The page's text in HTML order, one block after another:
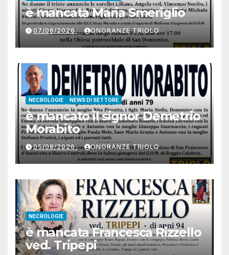
è mancata Maria Smeriglio
07/08/2026 ONORANZE TRIOLO
NECROLOGIE NEWS DI SETTORE
è mancato il signor Demetrio
Morabito
05/08/2026 ONORANZE TRIOLO
NECROLOGIE
è mancata Francesca Rizzello
ved. Tripepi